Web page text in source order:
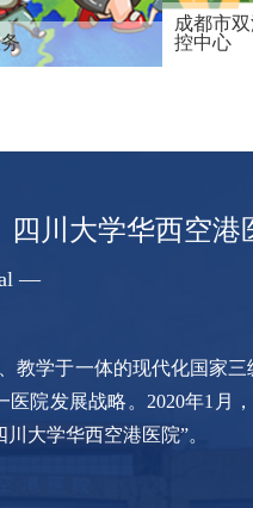
成都市
控中心
川大学华西空港
—
学于一体的现代化国家三
院发展战略。2020年1月
大学华西空港医院”。